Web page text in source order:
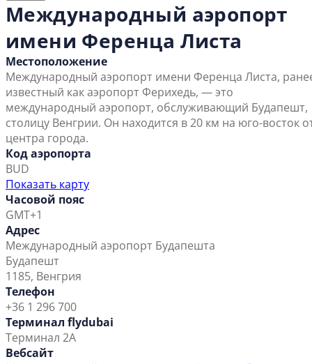
Международный аэропорт
имени Ференца Листа
Местоположение
Международный аэропорт имени Ференца Листа,
известный как аэропорт Ферихедь, — это
международный аэропорт, обслуживающий Будапешт,
столицу Венгрии. Он находится в 20 км на юго-восток
центра города.
Код аэропорта
BUD
Показать карту
Часовой пояс
GMT+1
Адрес
Международный аэропорт Будапешта
Будапешт
1185, Венгрия
Телефон
+36 1 296 700
Терминал flydubai
Терминал 2A
Вебсайт